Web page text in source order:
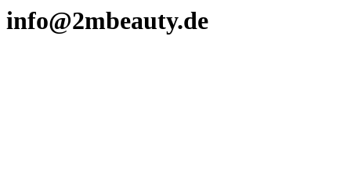
info@2mbeauty.de